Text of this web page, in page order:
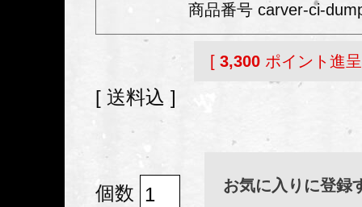
商品番号 carver-ci-
[ 3,300 ポイント進
送料込
お気に入りに登録